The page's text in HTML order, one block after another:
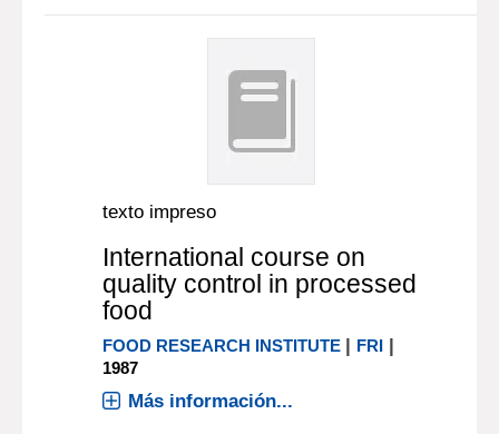
texto impreso
International course on
quality control in processed
food
FOOD RESEARCH INSTITUTE | FRI |
1987
Más información...